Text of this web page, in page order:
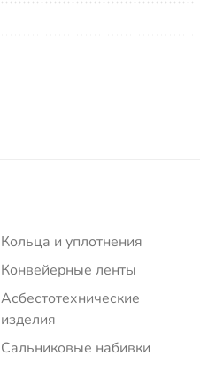
Кольца и уплотнения
Конвейерные ленты
Асбестотехнические
изделия
Сальниковые набивки